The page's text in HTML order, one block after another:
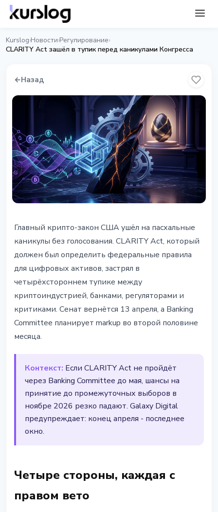
Kurslog›Новости›Регулирование›
CLARITY Act зашёл в тупик перед каникулами Конгресса
←Назад
CLARITY Act зашёл в тупик
перед каникулами Конгресса
4 апреля 2026 г.2 мин чтения
Наталия Дорофеева
Главный крипто-закон США ушёл на пасхальные
каникулы без голосования. CLARITY Act, который
должен был определить федеральные правила
для цифровых активов, застрял в
четырёхстороннем тупике между
криптоиндустрией, банками, регуляторами и
критиками. Сенат вернётся 13 апреля, а Banking
Committee планирует markup во второй половине
месяца.
Контекст: Если CLARITY Act не пройдёт
через Banking Committee до мая, шансы на
принятие до промежуточных выборов в
ноябре 2026 резко падают. Galaxy Digital
предупреждает: конец апреля - последнее
окно.
Четыре стороны, каждая с
правом вето